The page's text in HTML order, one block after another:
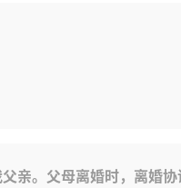
想把我抚养到18岁，但在他们离婚的几年里，我母亲没有抚